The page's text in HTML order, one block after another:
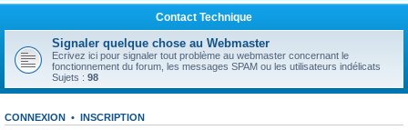
Contact Technique
Signaler quelque chose au Webmaster
Ecrivez ici pour signaler tout problème au webmaster concernant le
fonctionnement du forum, les messages SPAM ou les utilisateurs indélicats
Sujets : 98
CONNEXION • INSCRIPTION